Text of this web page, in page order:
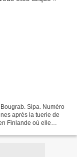
Sipa. Numéro
après la tuerie de
Finlande où elle